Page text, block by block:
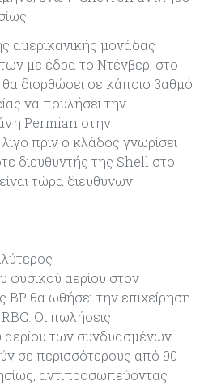
αμερικανικής μονάδας
με έδρα το Ντένβερ, στο
διορθώσει σε κάποιο βαθμό
να πουλήσει την
Permian στην
πριν ο κλάδος γνωρίσει
διευθυντής της Shell στο
τώρα διευθύνων
φυσικού αερίου στον
θα ωθήσει την επιχείρηση
Οι πωλήσεις
αερίου των συνδυασμένων
σε περισσότερους από 90
αντιπροσωπεύοντας